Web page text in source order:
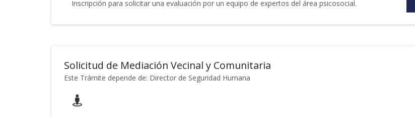
Inscripción para solicitar una evaluación por un equipo de expertos del área psicosocial.
Solicitud de Mediación Vecinal y Comunitaria
Este Trámite depende de: Director de Seguridad Humana